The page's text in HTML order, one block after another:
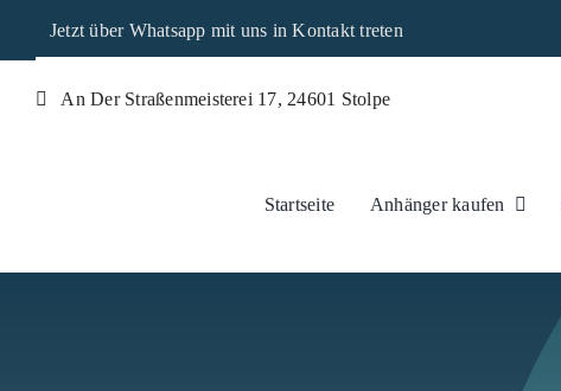
Jetzt über Whatsapp mit uns in Kontakt treten
An Der Straßenmeisterei 17, 24601 Stolpe
Startseite Anhänger kaufen